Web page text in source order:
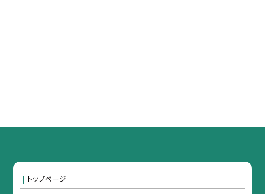
トップページ